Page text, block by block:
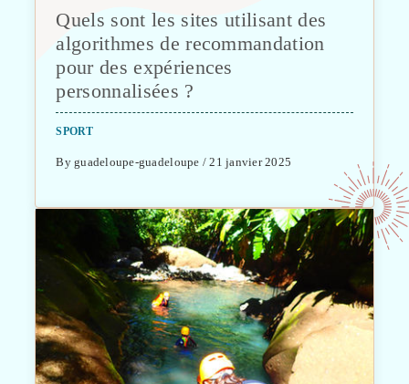
Quels sont les sites utilisant des
algorithmes de recommandation
pour des expériences
personnalisées ?
SPORT
By guadeloupe-guadeloupe / 21 janvier 2025